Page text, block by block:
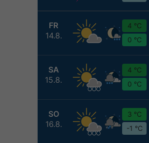
FR
14.8.
4 °C
0 °C
SA
15.8.
4 °C
0 °C
SO
16.8.
3 °C
-1 °C